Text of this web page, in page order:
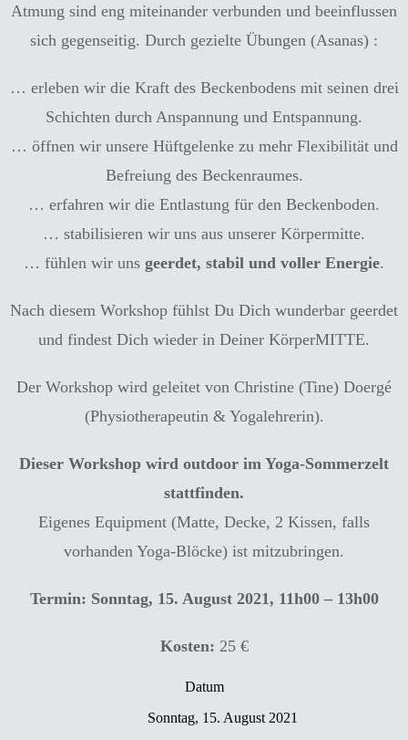
Atmung sind eng miteinander verbunden und beeinflussen
sich gegenseitig. Durch gezielte Übungen (Asanas) :
… erleben wir die Kraft des Beckenbodens mit seinen drei
Schichten durch Anspannung und Entspannung.
… öffnen wir unsere Hüftgelenke zu mehr Flexibilität und
Befreiung des Beckenraumes.
… erfahren wir die Entlastung für den Beckenboden.
… stabilisieren wir uns aus unserer Körpermitte.
… fühlen wir uns geerdet, stabil und voller Energie.
Nach diesem Workshop fühlst Du Dich wunderbar geerdet
und findest Dich wieder in Deiner KörperMITTE.
Der Workshop wird geleitet von Christine (Tine) Doergé
(Physiotherapeutin & Yogalehrerin).
Dieser Workshop wird outdoor im Yoga-Sommerzelt
stattfinden.
Eigenes Equipment (Matte, Decke, 2 Kissen, falls
vorhanden Yoga-Blöcke) ist mitzubringen.
Termin: Sonntag, 15. August 2021, 11h00 – 13h00
Kosten: 25 €
Datum
Sonntag, 15. August 2021